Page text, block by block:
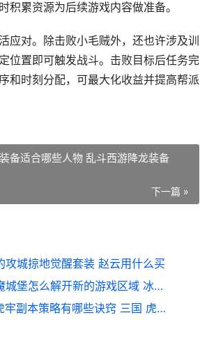
累资源为后续游戏内容做准备。
应对。除击败小毛贼外，还也许涉及训
位置即可触发战斗。击败目标后任务完
和时刻分配，可最大化收益并提高帮派
备适合哪些人物 乱斗西游降龙装备
下一篇 »
攻城掠地觉醒套装 赵云用什么买
冰原守卫者猎魔城堡怎么解开新的游戏区域 冰原守卫者游戏视频
三国志SLG版虎牢副本策略有哪些诀窍 三国 虎牢关之战